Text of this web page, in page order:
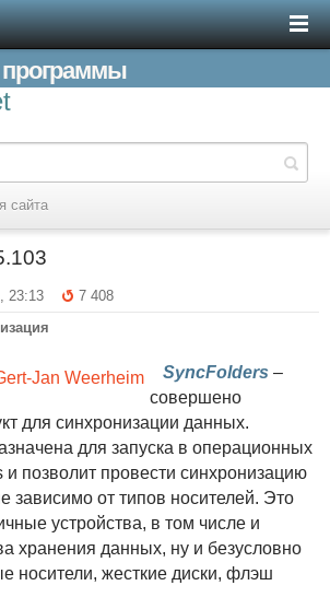
сайта
23:13
7 408
SyncFolders –
совершено
для синхронизации данных.
для запуска в операционных
и позволит провести синхронизацию
зависимо от типов носителей. Это
устройства, в том числе и
хранения данных, ну и безусловно
носители, жесткие диски, флэш